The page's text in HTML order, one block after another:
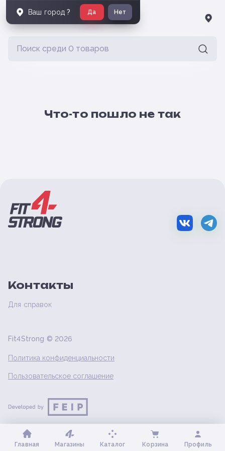
Что-то пошло не так
Контакты
Для справок
Fit4Strong © 2026
Политика конфиденциальности
Пользовательское соглашение
Главная Магазины Каталог Корзина Профиль
Ваш город ? Да Нет